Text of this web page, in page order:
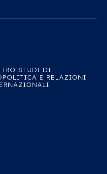
STUDI DI
E RELAZIONI